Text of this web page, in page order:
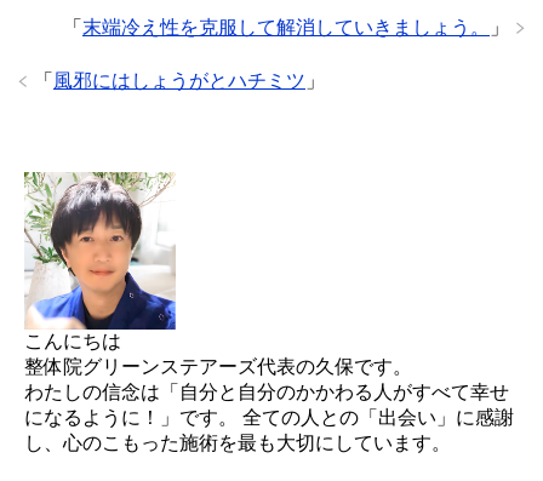
「 末端冷え性を克服して解消していきましょう。 」
「 風邪にはしょうがとハチミツ 」
こんにちは
整体院グリーンステアーズ代表の久保です。
わたしの信念は「自分と自分のかかわる人がすべて幸せ
になるように！」です。 全ての人との「出会い」に感謝
し、心のこもった施術を最も大切にしています。